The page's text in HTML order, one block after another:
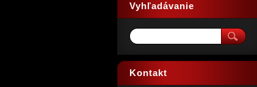
Vyhľadávanie
Kontakt